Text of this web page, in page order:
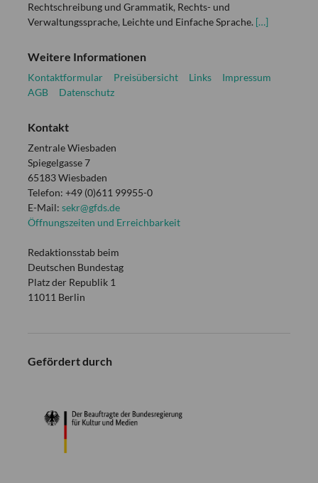
Rechtschreibung und Grammatik, Rechts- und
Verwaltungssprache, Leichte und Einfache Sprache. […]
Weitere Informationen
Kontaktformular Preisübersicht Links
Impressum
AGB
Datenschutz
Kontakt
Zentrale Wiesbaden
Spiegelgasse 7
65183 Wiesbaden
Telefon: +49 (0)611 99955-0
E-Mail: sekr@gfds.de
Öffnungszeiten und Erreichbarkeit
Redaktionsstab beim
Deutschen Bundestag
Platz der Republik 1
11011 Berlin
Gefördert durch